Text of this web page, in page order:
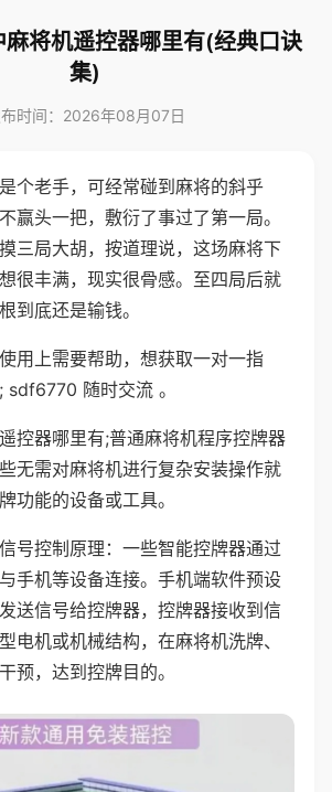
将机遥控器哪里有(经典口诀
集)
时间：2026年08月07日
个老手，可经常碰到麻将的斜乎
赢头一把，敷衍了事过了第一局。
三局大胡，按道理说，这场麻将下
很丰满，现实很骨感。至四局后就
到底还是输钱。
用上需要帮助，想获取一对一指
sdf6770 随时交流 。
控器哪里有;普通麻将机程序控牌器
无需对麻将机进行复杂安装操作就
功能的设备或工具。
号控制原理：一些智能控牌器通过
手机等设备连接。手机端软件预设
送信号给控牌器，控牌器接收到信
电机或机械结构，在麻将机洗牌、
预，达到控牌目的。